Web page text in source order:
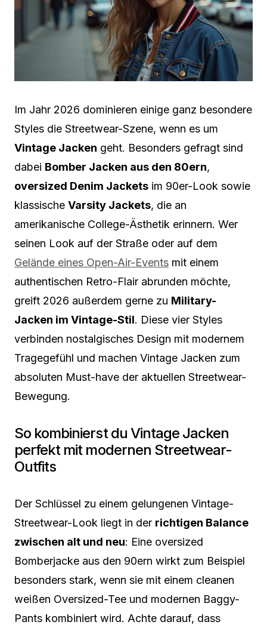
Im Jahr 2026 dominieren einige ganz besondere
Styles die Streetwear-Szene, wenn es um
Vintage Jacken geht. Besonders gefragt sind
dabei Bomber Jacken aus den 80ern,
oversized Denim Jackets im 90er-Look sowie
klassische Varsity Jackets, die an
amerikanische College-Ästhetik erinnern. Wer
seinen Look auf der Straße oder auf dem
Gelände eines Open-Air-Events mit einem
authentischen Retro-Flair abrunden möchte,
greift 2026 außerdem gerne zu Military-
Jacken im Vintage-Stil. Diese vier Styles
verbinden nostalgisches Design mit modernem
Tragegefühl und machen Vintage Jacken zum
absoluten Must-have der aktuellen Streetwear-
Bewegung.
So kombinierst du Vintage Jacken
perfekt mit modernen Streetwear-
Outfits
Der Schlüssel zu einem gelungenen Vintage-
Streetwear-Look liegt in der richtigen Balance
zwischen alt und neu: Eine oversized
Bomberjacke aus den 90ern wirkt zum Beispiel
besonders stark, wenn sie mit einem cleanen
weißen Oversized-Tee und modernen Baggy-
Pants kombiniert wird. Achte darauf, dass